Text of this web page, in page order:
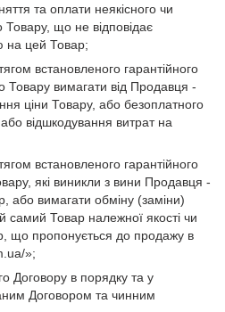
та оплати неякісного чи
що не відповідає
на цей Товар;
встановленого гарантійного
Товару вимагати від Продавця -
ціни Товару, або безоплатного
відшкодування витрат на
встановленого гарантійного
які виникли з вини Продавця -
або вимагати обміну (заміни)
самий Товар належної якості чи
що пропонується до продажу в
»;
Договору в порядку та у
Договором та чинним